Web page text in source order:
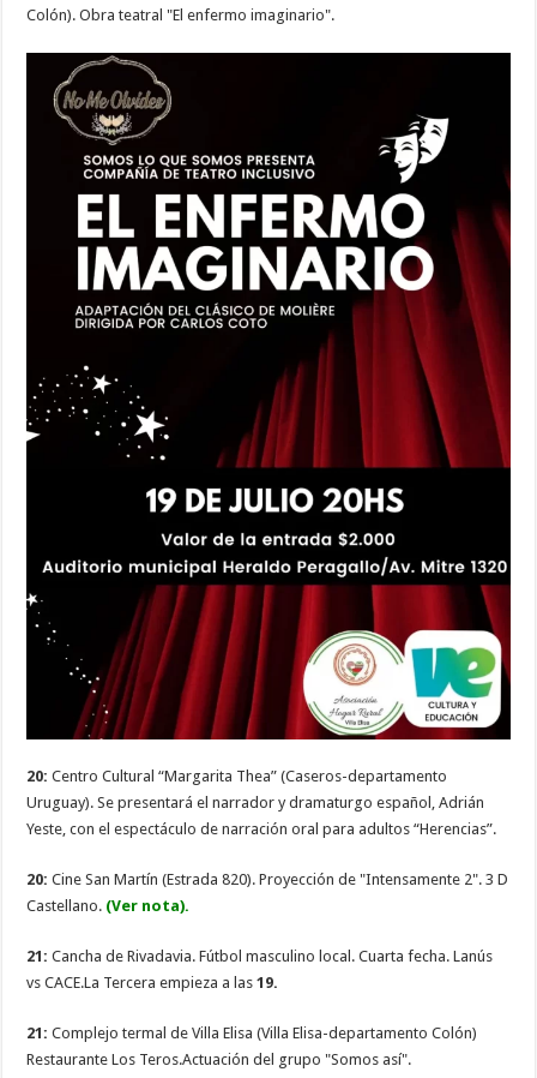
Colón). Obra teatral "El enfermo imaginario".
20:Centro Cultural “Margarita Thea” (Caseros-departamento
Uruguay). Se presentará el narrador y dramaturgo español, Adrián
Yeste, con el espectáculo de narración oral para adultos “Herencias”.
20: Cine San Martín (Estrada 820). Proyección de "Intensamente 2". 3 D
Castellano. (Ver nota).
21: Cancha de Rivadavia. Fútbol masculino local. Cuarta fecha. Lanús
vs CACE.La Tercera empieza a las 19.
21: Complejo termal de Villa Elisa (Villa Elisa-departamento Colón)
Restaurante Los Teros.Actuación del grupo "Somos así".